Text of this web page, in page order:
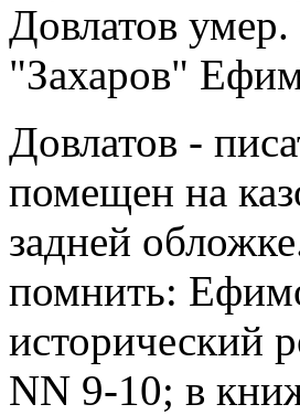
Довлатов
"Захаров"
Довлатов -
помещен на
задней
помнить:
исторический
NN 9-10; в